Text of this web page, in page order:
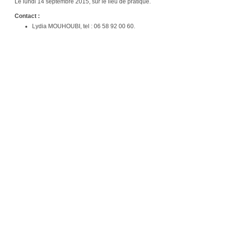
Contact :
Lydia MOUHOUBI, tel : 06 58 92 00 60.